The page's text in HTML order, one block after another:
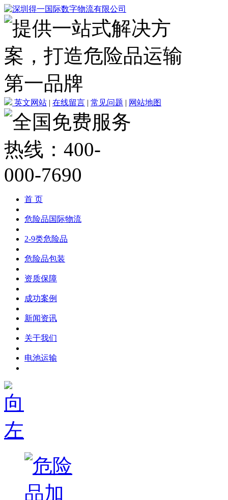
英文网站 | 在线留言 | 常见问题 | 网站地图
首 页
危险品国际物流
2-9类危险品
危险品包装
资质保障
成功案例
新闻资讯
关于我们
电池运输